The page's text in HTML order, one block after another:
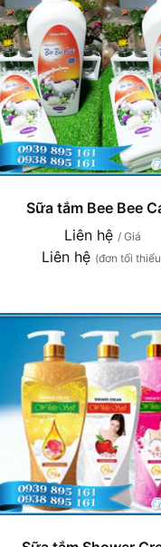
Sữa tắm Bee Bee
Liên hệ / Giá
Liên hệ (đơn tối